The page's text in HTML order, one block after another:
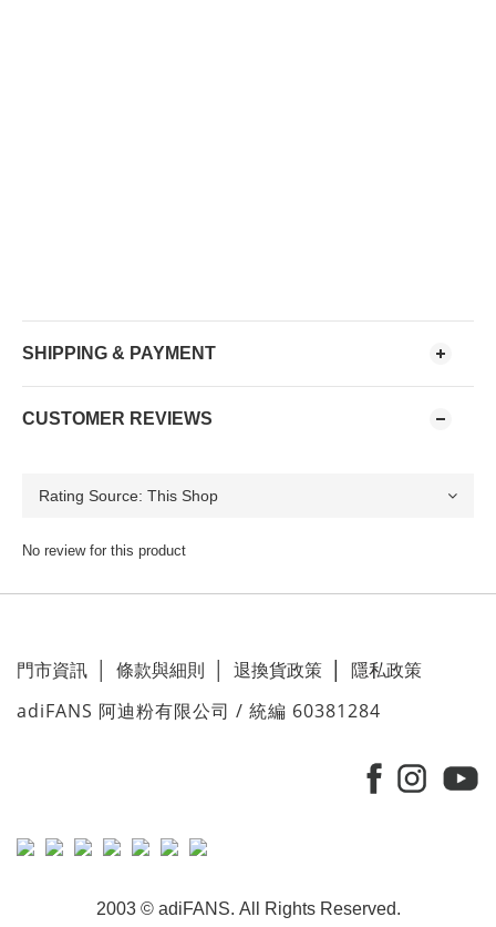
SHIPPING & PAYMENT
CUSTOMER REVIEWS
No review for this product
門市資訊 條款與細則 退換貨政策 隱私政策
adiFANS 阿迪粉有限公司 / 統編 60381284
2003 © adiFANS. All Rights Reserved.